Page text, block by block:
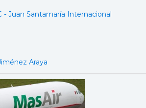
- Juan Santamaría Internacional
Araya